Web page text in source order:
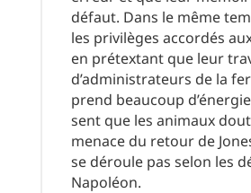
défaut. Dans le même
les privilèges accordés
en prétextant que leur
d’administrateurs de la
prend beaucoup
sent que les animaux
menace du retour de
se déroule pas selon les
Napoléon.